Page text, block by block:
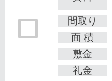
間取り
面 積
敷金
礼金